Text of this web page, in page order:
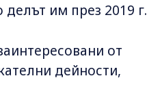
им през 2019 г.
от
дейности,